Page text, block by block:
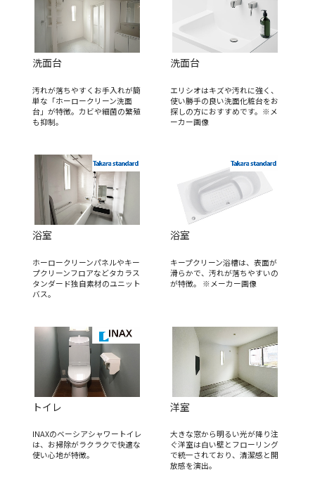
洗面台
汚れが落ちやすくお手入れが簡
単な「ホーロークリーン洗面
台」が特徴。カビや細菌の繁殖
も抑制。
洗面台
エリシオはキズや汚れに強く、
使い勝手の良い洗面化粧台をお
探しの方におすすめです。※メ
ーカー画像
浴室
ホーロークリーンパネルやキー
プクリーンフロアなどタカラス
タンダード独自素材のユニット
バス。
浴室
キープクリーン浴槽は、表面が
滑らかで、汚れが落ちやすいの
が特徴。 ※メーカー画像
トイレ
INAXのベーシアシャワートイレ
は、お掃除がラクラクで快適な
使い心地が特徴。
洋室
大きな窓から明るい光が降り注
ぐ洋室は白い壁とフローリング
で統一されており、清潔感と開
放感を演出。